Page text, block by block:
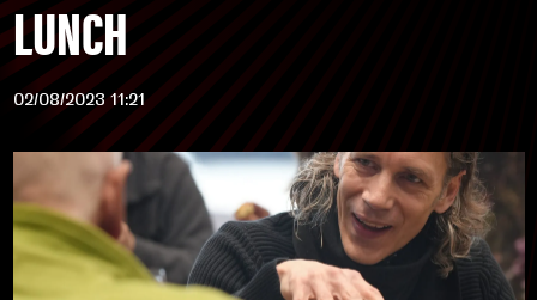
LUNCH
02/08/2023 11:21